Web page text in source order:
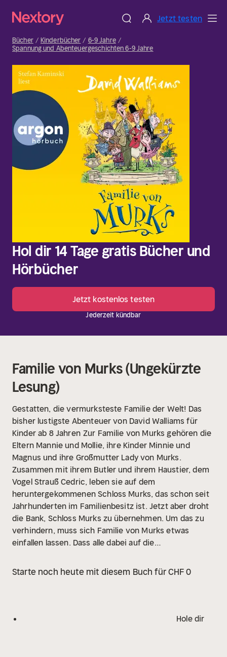
Jetzt testen
Bücher Kinderbücher
6-9 Jahre
Spannung und Abenteuergeschichten 6-9 Jahre
Hol dir 14 Tage gratis Bücher und
Hörbücher
Jetzt kostenlos testen
Jederzeit kündbar
Familie von Murks (Ungekürzte
Lesung)
Gestatten, die vermurksteste Familie der Welt! Das
bisher lustigste Abenteuer von David Walliams für
Kinder ab 8 Jahren Zur Familie von Murks gehören die
Eltern Mannie und Mollie, ihre Kinder Minnie und
Magnus und ihre Großmutter Lady von Murks.
Zusammen mit ihrem Butler und ihrem Haustier, dem
Vogel Strauß Cedric, leben sie auf dem
heruntergekommenen Schloss Murks, das schon seit
Jahrhunderten im Familienbesitz ist. Jetzt aber droht
die Bank, Schloss Murks zu übernehmen. Um das zu
verhindern, muss sich Familie von Murks etwas
einfallen lassen. Dass alle dabei auf die
von selbst!
Stefan Kaminski ist Hörbuchsprecher und
kämpfen.
Starte noch heute mit diesem Buch für CHF 0
Hole dir